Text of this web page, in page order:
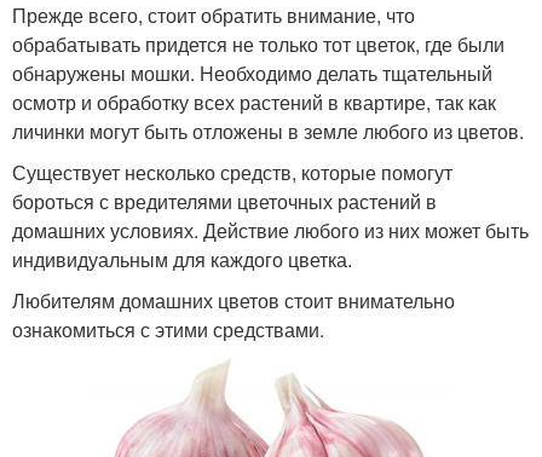
Прежде всего, стоит обратить внимание, что
обрабатывать придется не только тот цветок, где были
обнаружены мошки. Необходимо делать тщательный
осмотр и обработку всех растений в квартире, так как
личинки могут быть отложены в земле любого из цветов.
Существует несколько средств, которые помогут
бороться с вредителями цветочных растений в
домашних условиях. Действие любого из них может быть
индивидуальным для каждого цветка.
Любителям домашних цветов стоит внимательно
ознакомиться с этими средствами.